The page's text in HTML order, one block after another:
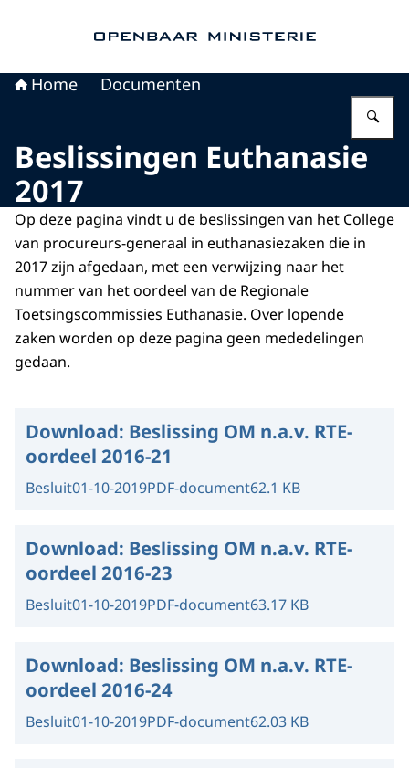
Home Documenten
Beslissingen Euthanasie
2017
Op deze pagina vindt u de beslissingen van het College
van procureurs-generaal in euthanasiezaken die in
2017 zijn afgedaan, met een verwijzing naar het
nummer van het oordeel van de Regionale
Toetsingscommissies Euthanasie. Over lopende
zaken worden op deze pagina geen mededelingen
gedaan.
Download: Beslissing OM n.a.v. RTE-
oordeel 2016-21
Besluit01-10-2019PDF-document62.1 KB
Download: Beslissing OM n.a.v. RTE-
oordeel 2016-23
Besluit01-10-2019PDF-document63.17 KB
Download: Beslissing OM n.a.v. RTE-
oordeel 2016-24
Besluit01-10-2019PDF-document62.03 KB